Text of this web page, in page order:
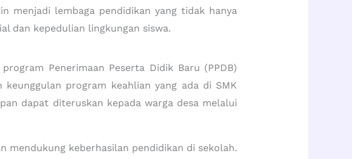
menjadi lembaga pendidikan yang tidak hanya
dan kepedulian lingkungan siswa.
Penerimaan Peserta Didik Baru (PPDB)
program keahlian yang ada di SMK
dapat diteruskan kepada warga desa melalui
mendukung keberhasilan pendidikan di sekolah.